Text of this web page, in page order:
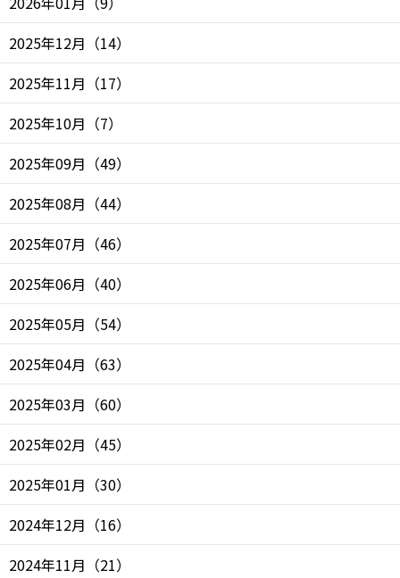
2025年12月 （14）
2025年11月 （17）
2025年10月 （7）
2025年09月 （49）
2025年08月 （44）
2025年07月 （46）
2025年06月 （40）
2025年05月 （54）
2025年04月 （63）
2025年03月 （60）
2025年02月 （45）
2025年01月 （30）
2024年12月 （16）
2024年11月 （21）